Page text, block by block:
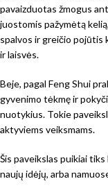
pavaizduotas žmogus
juostomis pažymėtą
spalvos ir greičio pojūtis
ir laisvės.
Beje, pagal Feng Shui
gyvenimo tėkmę ir
nuotykius. Tokie
aktyviems veiksmams.
Šis paveikslas puikiai
naujų idėjų, arba